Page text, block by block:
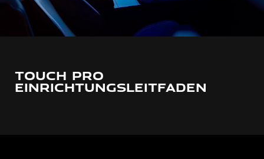
TOUCH PRO
EINRICHTUNGSLEITFADEN